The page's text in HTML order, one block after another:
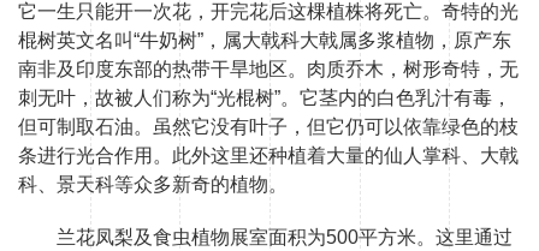
它一生只能开一次花，开完花后这棵植株将死亡。奇特的光
棍树英文名叫“牛奶树”，属大戟科大戟属多浆植物，原产东
南非及印度东部的热带干旱地区。肉质乔木，树形奇特，无
刺无叶，故被人们称为“光棍树”。它茎内的白色乳汁有毒，
但可制取石油。虽然它没有叶子，但它仍可以依靠绿色的枝
条进行光合作用。此外这里还种植着大量的仙人掌科、大戟
科、景天科等众多新奇的植物。
兰花凤梨及食虫植物展室面积为500平方米。这里通过